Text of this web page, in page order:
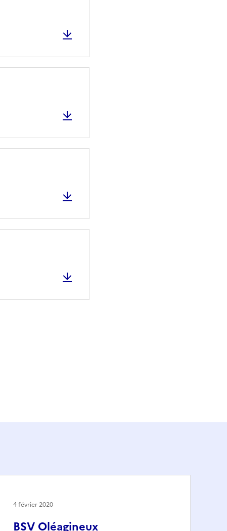
BSV Oléagineux
4 février 2020